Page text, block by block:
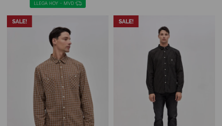
LLEGA HOY - MVD